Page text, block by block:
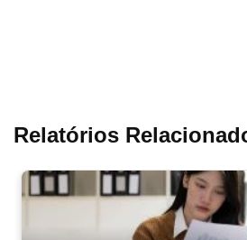
Relatórios